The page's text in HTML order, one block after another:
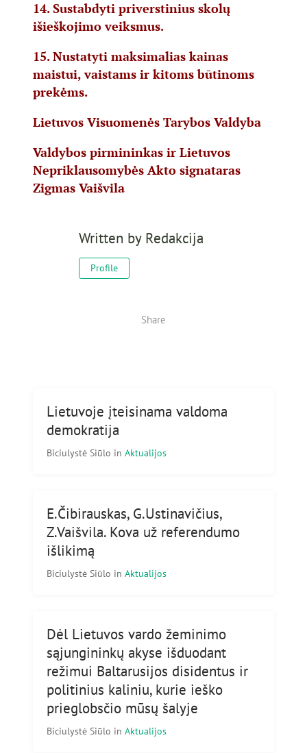
14. Sustabdyti priverstinius skolų
išieškojimo veiksmus.
15. Nustatyti maksimalias kainas
maistui, vaistams ir kitoms būtinoms
prekėms.
Lietuvos Visuomenės Tarybos Valdyba
Valdybos pirmininkas ir Lietuvos
Nepriklausomybės Akto signataras
Zigmas Vaišvila​
Written by Redakcija
Profile
Share
Lietuvoje įteisinama valdoma
demokratija
Biciulystė Siūlo in Aktualijos
E.Čibirauskas, G.Ustinavičius,
Z.Vaišvila. Kova už referendumo
išlikimą
Biciulystė Siūlo in Aktualijos
Dėl Lietuvos vardo žeminimo
sąjungininkų akyse išduodant
režimui Baltarusijos disidentus ir
politinius kaliniu, kurie ieško
prieglobsčio mūsų šalyje
Biciulystė Siūlo in Aktualijos